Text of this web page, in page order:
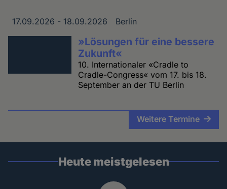
Datum
17.09.2026 - 18.09.2026
Ort Berlin
»Lösungen für eine bessere
Zukunft«
10. Internationaler «Cradle to
Cradle-Congress« vom 17. bis 18.
September an der TU Berlin
Weitere Termine
Heute meistgelesen